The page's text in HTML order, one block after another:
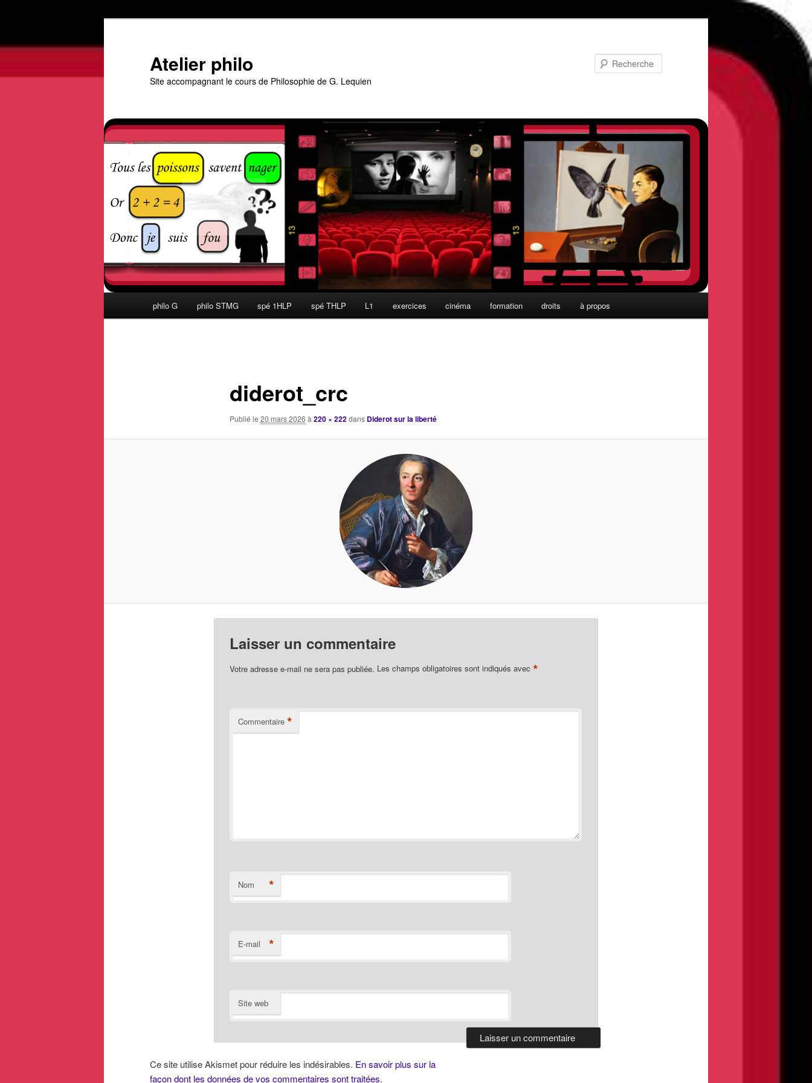
contenu
Atelier philo
Site accompagnant le cours de Philosophie de G. Lequien
philo G philo STMG spé 1HLP spé THLP L1 exercices cinéma formation droits à propos
diderot_crc
Publié le 20 mars 2026 à 220 × 222dans Diderot sur la liberté
Laisser un commentaire
Votre adresse e-mail ne sera pas publiée. Les champs obligatoires sont indiqués avec *
Commentaire *
Nom *
E-mail *
Site web
Ce site utilise Akismet pour réduire les indésirables. En savoir plus sur la
façon dont les données de vos commentaires sont traitées.